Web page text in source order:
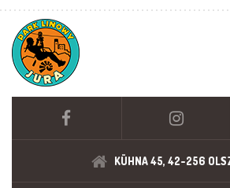
KÜHNA 45, 42-256